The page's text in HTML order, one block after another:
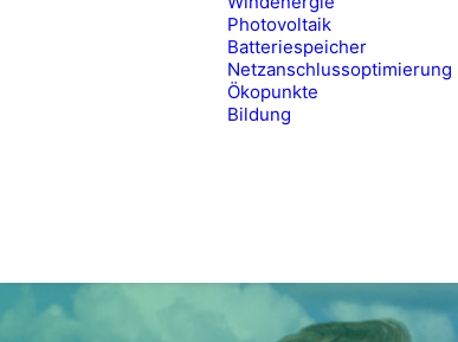
Photovoltaik
Batteriespeicher
Netzanschlussoptimierung
Ökopunkte
Bildung